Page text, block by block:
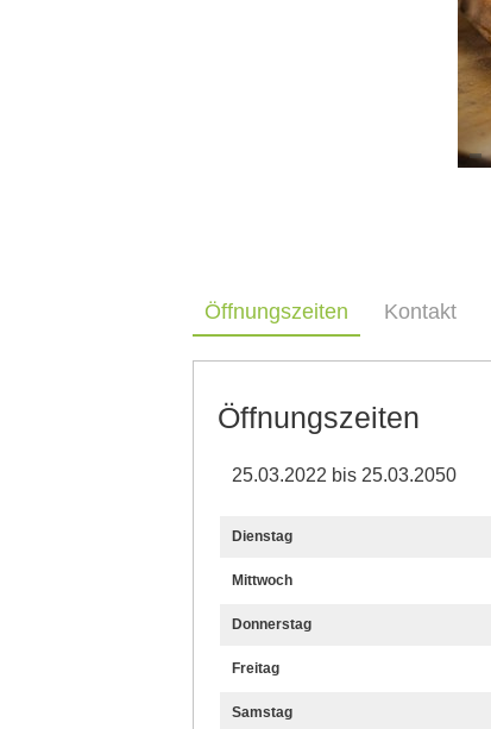
Öffnungszeiten Kontakt
Öffnungszeiten
25.03.2022 bis 25.03.2050
Dienstag
Mittwoch
Donnerstag
Freitag
Samstag